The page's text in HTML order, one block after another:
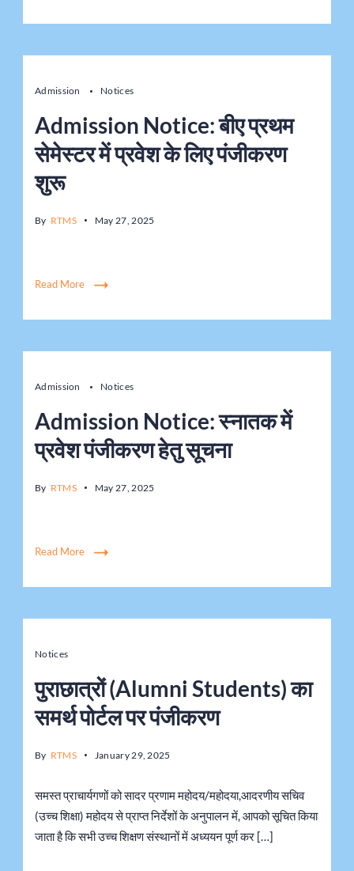
Admission Notices
Admission Notice: बीए प्रथम
सेमेस्टर में प्रवेश के लिए पंजीकरण
शुरू
By RTMS May 27, 2025
Read More
Admission Notices
Admission Notice: स्नातक में
प्रवेश पंजीकरण हेतु सूचना
By RTMS May 27, 2025
Read More
Notices
पुराछात्रों (Alumni Students) का
समर्थ पोर्टल पर पंजीकरण
By RTMS January 29, 2025
समस्त प्राचार्यगणों को सादर प्रणाम महोदय/महोदया,आदरणीय सचिव
(उच्च शिक्षा) महोदय से प्राप्त निर्देशों के अनुपालन में, आपको सूचित किया
जाता है कि सभी उच्च शिक्षण संस्थानों में अध्ययन पूर्ण कर […]